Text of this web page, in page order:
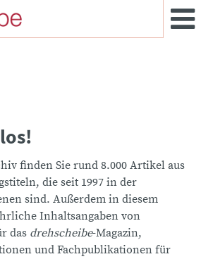
finden Sie rund 8.000 Artikel aus
die seit 1997 in der
sind. Außerdem in diesem
Inhaltsangaben von
das drehscheibe-Magazin,
und Fachpublikationen für